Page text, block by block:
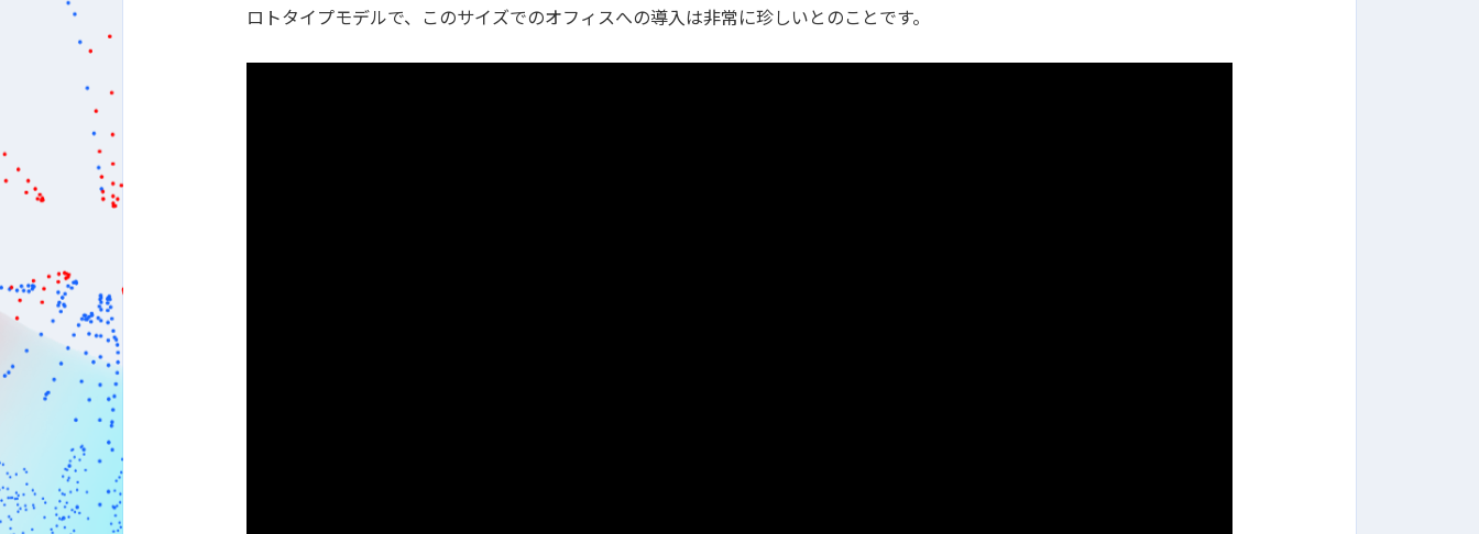
ロトタイプモデルで、このサイズでのオフィスへの導入は非常に珍しいとのことです。